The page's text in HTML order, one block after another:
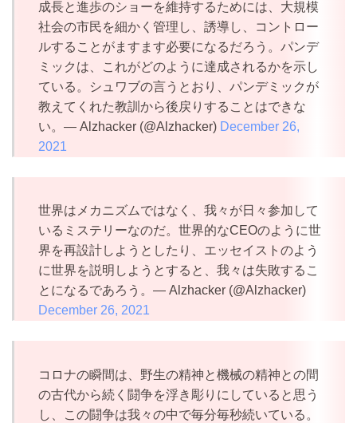
成長と進歩のショーを維持するためには、大規模
社会の市民を細かく管理し、誘導し、コントロー
ルすることがますます必要になるだろう。パンデ
ミックは、これがどのように達成されるかを示し
ている。シュワブの言うとおり、パンデミックが
教えてくれた教訓から後戻りすることはできな
い。— Alzhacker (@Alzhacker) December 26,
2021
世界はメカニズムではなく、我々が日々参加して
いるミステリーなのだ。世界的なCEOのように世
界を再設計しようとしたり、エッセイストのよう
に世界を説明しようとすると、我々は失敗するこ
とになるであろう。— Alzhacker (@Alzhacker)
December 26, 2021
コロナの瞬間は、野生の精神と機械の精神との間
の古代から続く闘争を浮き彫りにしていると思う
し、この闘争は我々の中で毎分毎秒続いている。